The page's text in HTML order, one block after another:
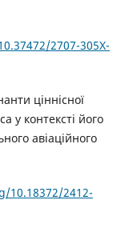
2707-305X-
ціннісної
у контексті його
авіаційного
10.18372/2412-